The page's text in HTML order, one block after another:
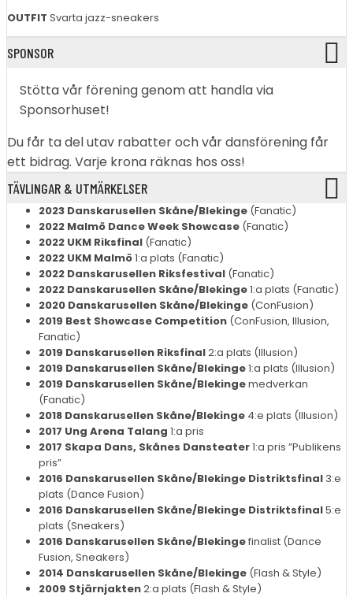
OUTFIT Svarta jazz-sneakers
SPONSOR
Stötta vår förening genom att handla via
Sponsorhuset!
Du får ta del utav rabatter och vår dansförening får
ett bidrag. Varje krona räknas hos oss!
TÄVLINGAR & UTMÄRKELSER
2023 Danskarusellen Skåne/Blekinge (Fanatic)
2022 Malmö Dance Week Showcase (Fanatic)
2022 UKM Riksfinal (Fanatic)
2022 UKM Malmö1:a plats (Fanatic)
2022 Danskarusellen Riksfestival (Fanatic)
2022 Danskarusellen Skåne/Blekinge1:a plats (Fanatic)
2020 Danskarusellen Skåne/Blekinge (ConFusion)
2019 Best Showcase Competition (ConFusion, Illusion,
Fanatic)
2019 Danskarusellen Riksfinal2:a plats (Illusion)
2019 Danskarusellen Skåne/Blekinge1:a plats (Illusion)
2019 Danskarusellen Skåne/Blekingemedverkan
(Fanatic)
2018 Danskarusellen Skåne/Blekinge 4:e plats (Illusion)
2017 Ung Arena Talang 1:a pris
2017 Skapa Dans, Skånes Dansteater1:a pris ”Publikens
pris”
2016 Danskarusellen Skåne/Blekinge Distriktsfinal 3:e
plats (Dance Fusion)
2016 Danskarusellen Skåne/Blekinge Distriktsfinal5:e
plats (Sneakers)
2016 Danskarusellen Skåne/Blekingefinalist (Dance
Fusion, Sneakers)
2014 Danskarusellen Skåne/Blekinge (Flash & Style)
2009 Stjärnjakten2:a plats (Flash & Style)